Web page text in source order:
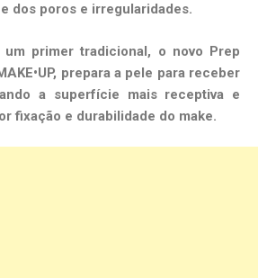
dos poros e irregularidades.
primer tradicional, o novo Prep
prepara a pele para receber
a superfície mais receptiva e
fixação e durabilidade do make.